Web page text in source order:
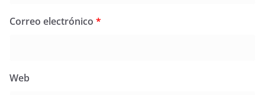
Correo electrónico *
Web